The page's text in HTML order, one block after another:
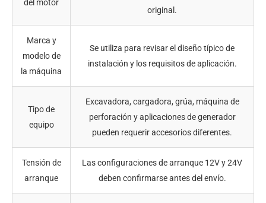
del motor
original.
Marca y
modelo de
la máquina
Se utiliza para revisar el diseño típico de
instalación y los requisitos de aplicación.
Tipo de
equipo
Excavadora, cargadora, grúa, máquina de
perforación y aplicaciones de generador
pueden requerir accesorios diferentes.
Tensión de
arranque
Las configuraciones de arranque 12V y 24V
deben confirmarse antes del envío.